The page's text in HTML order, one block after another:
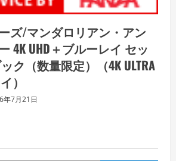
ズ/マンダロリアン・アン
4K UHD＋ブルーレイ セッ
ク（数量限定）（4K ULTRA
）
年7月21日